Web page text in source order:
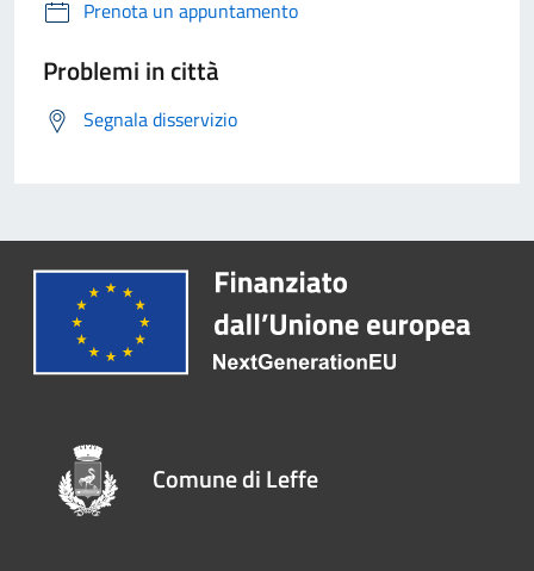
Prenota un appuntamento
Problemi in città
Segnala disservizio
Comune di Leffe